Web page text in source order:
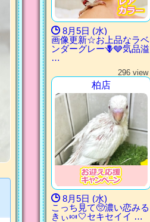
8月5日 (水)
画像更新☆お上品なラベ
ンダーグレー🪻🩶気品溢
…
296 view
柏店
8月5日 (水)
こっち見て🥺濃い恋みる
きぃ🍬‎🤍‎セキセイイ …